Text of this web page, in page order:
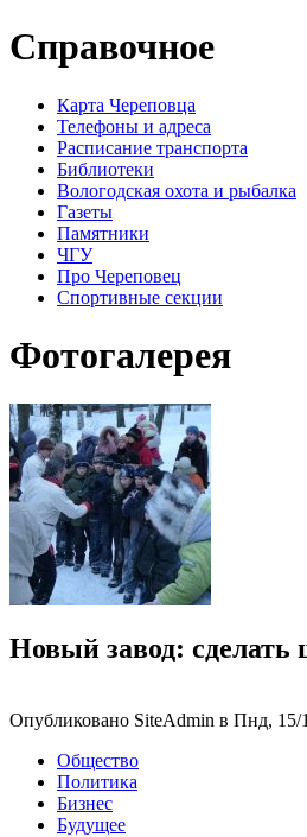
Справочное
Карта Череповца
Телефоны и адреса
Расписание транспорта
Библиотеки
Вологодская охота и рыбалка
Газеты
Памятники
ЧГУ
Про Череповец
Спортивные секции
Фотогалерея
Новый завод:
Опубликовано SiteAdmin в Пнд, 15/
Общество
Политика
Бизнес
Будущее